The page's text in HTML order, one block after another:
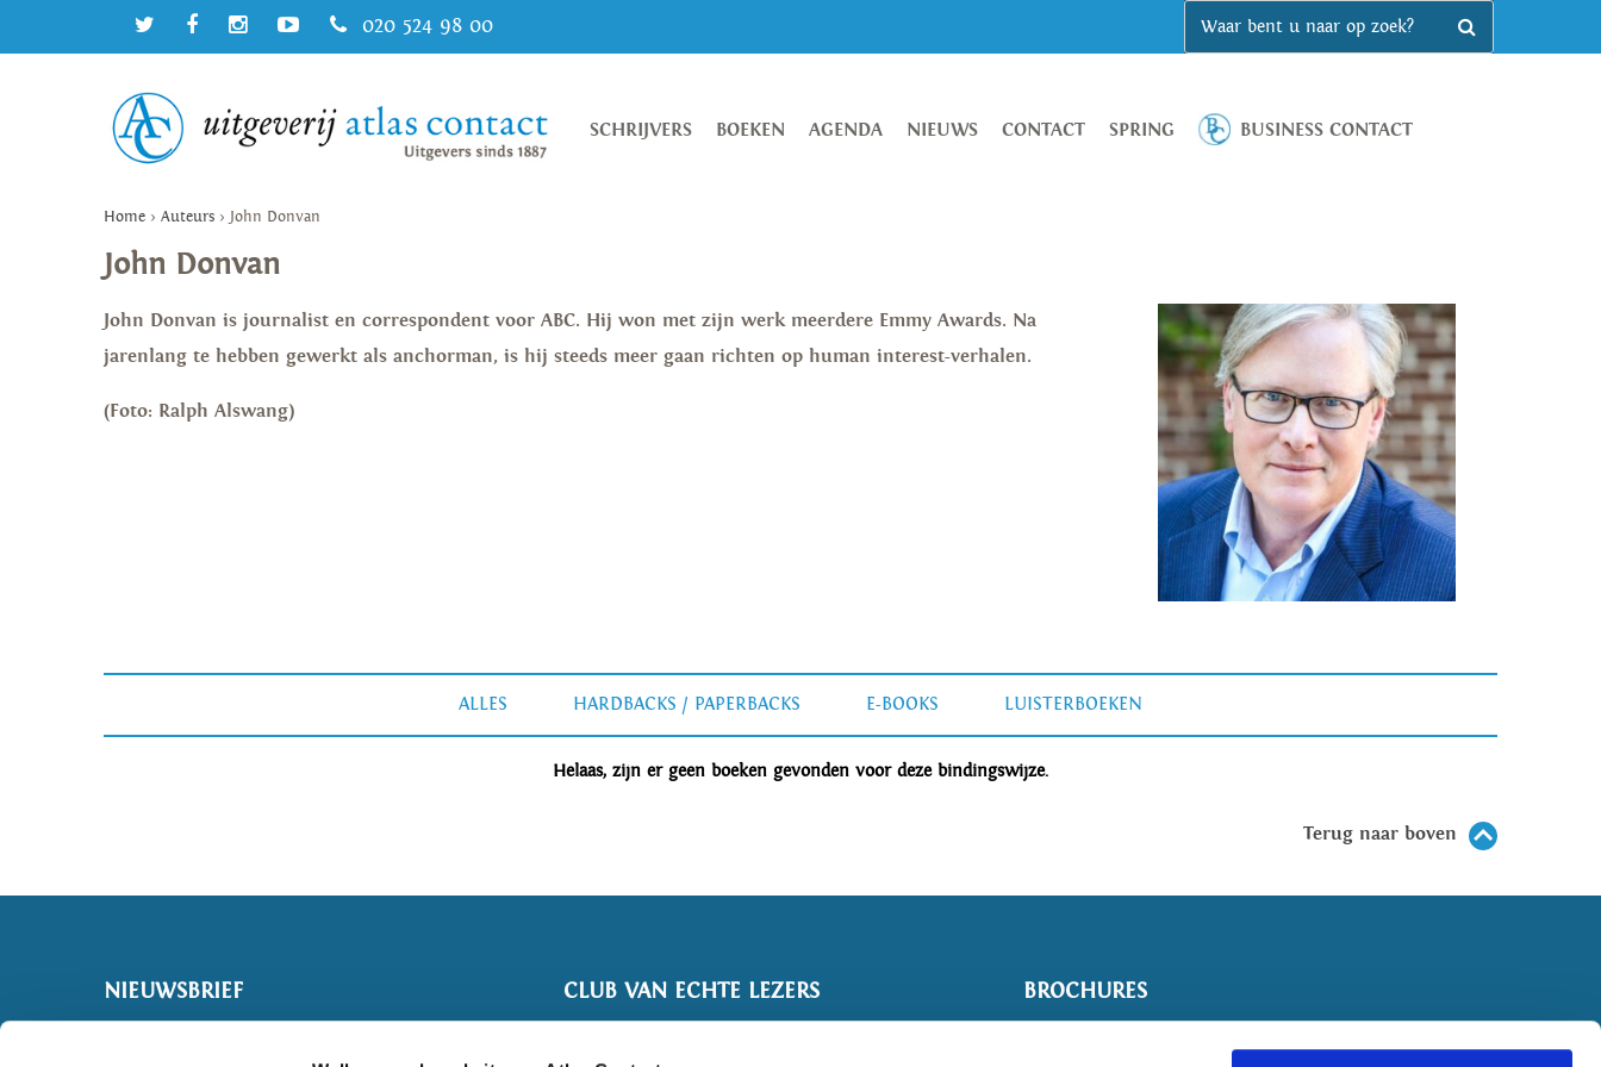
020 524 98 00
SCHRIJVERS BOEKEN AGENDA NIEUWS CONTACT SPRING BUSINESS CONTACT
Home > Auteurs > John Donvan
John Donvan
John Donvan is journalist en correspondent voor ABC. Hij won met zijn werk meerdere Emmy Awards. Na
jarenlang te hebben gewerkt als anchorman, is hij steeds meer gaan richten op human interest-verhalen.
(Foto: Ralph Alswang)
ALLES HARDBACKS / PAPERBACKS E-BOOKS LUISTERBOEKEN
Helaas, zijn er geen boeken gevonden voor deze bindingswijze.
Terug naar boven
NIEUWSBRIEF CLUB VAN ECHTE LEZERS BROCHURES